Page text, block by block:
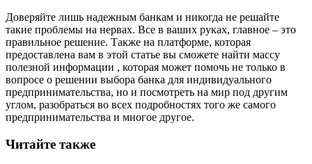
Доверяйте лишь надежным банкам и никогда не решайте
такие проблемы на нервах. Все в ваших руках, главное – это
правильное решение. Также на платформе, которая
предоставлена вам в этой статье вы сможете найти массу
полезной информации , которая может помочь не только в
вопросе о решении выбора банка для индивидуального
предпринимательства, но и посмотреть на мир под другим
углом, разобраться во всех подробностях того же самого
предпринимательства и многое другое.
Читайте также